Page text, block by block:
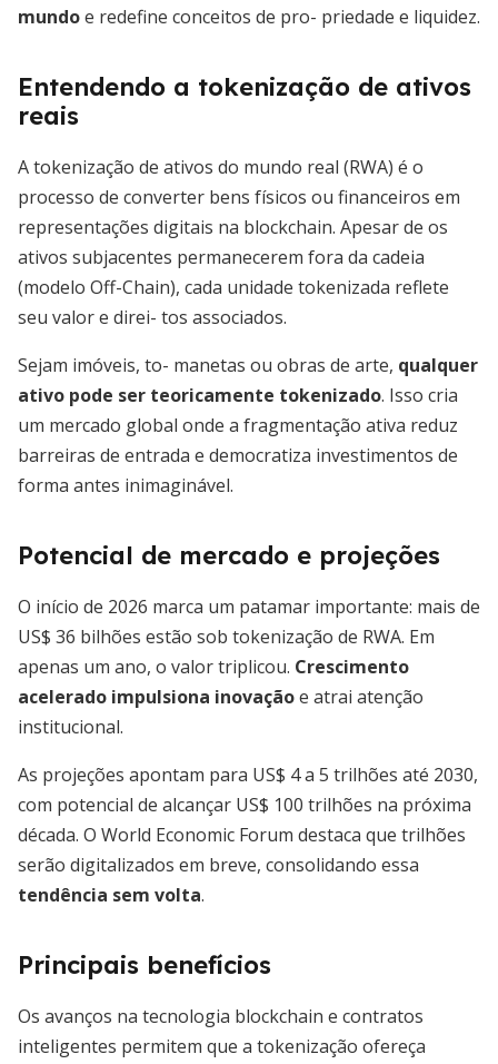
mundoe redefine conceitos de pro- priedade e liquidez.
Entendendo a tokenização de ativos
reais
A tokenização de ativos do mundo real (RWA) é o
processo de converter bens físicos ou financeiros em
representações digitais na blockchain. Apesar de os
ativos subjacentes permanecerem fora da cadeia
(modelo Off-Chain), cada unidade tokenizada reflete
seu valor e direi- tos associados.
Sejam imóveis, to- manetas ou obras de arte, qualquer
ativo pode ser teoricamente tokenizado. Isso cria
um mercado global onde a fragmentação ativa reduz
barreiras de entrada e democratiza investimentos de
forma antes inimaginável.
Potencial de mercado e projeções
O início de 2026 marca um patamar importante: mais de
US$ 36 bilhões estão sob tokenização de RWA. Em
apenas um ano, o valor triplicou. Crescimento
acelerado impulsiona inovaçãoe atrai atenção
institucional.
As projeções apontam para US$ 4 a 5 trilhões até 2030,
com potencial de alcançar US$ 100 trilhões na próxima
década. O World Economic Forum destaca que trilhões
serão digitalizados em breve, consolidando essa
tendência sem volta.
Principais benefícios
Os avanços na tecnologia blockchain e contratos
inteligentes permitem que a tokenização ofereça